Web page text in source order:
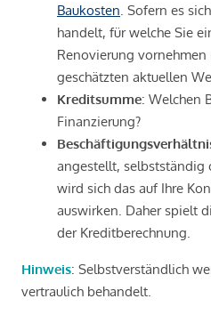
Baukosten . Sofern es
handelt, für welche Sie
Renovierung
geschätzten aktuellen
Kreditsumme: Welchen
Finanzierung?
angestellt, selbstständig
wird sich das auf Ihre
auswirken. Daher spielt
der Kreditberechnung.
Hinweis: Selbstverständlich
vertraulich behandelt.